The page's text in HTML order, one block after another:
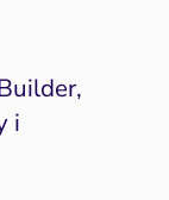
i